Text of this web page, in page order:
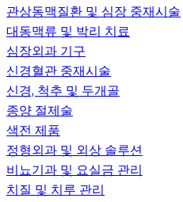
관상동맥질환 및 심장 중재시술
대동맥류 및 박리 치료
심장외과 기구
신경혈관 중재시술
신경, 척추 및 두개골
종양 절제술
색전 제품
정형외과 및 외상 솔루션
비뇨기과 및 요실금 관리
치질 및 치루 관리